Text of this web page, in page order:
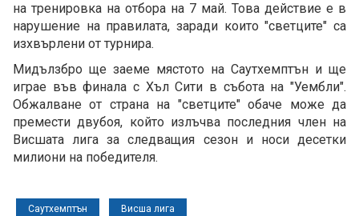
на тренировка на отбора на 7 май. Това действие е в
нарушение на правилата, заради които "светците" са
изхвърлени от турнира.
Мидълзбро ще заеме мястото на Саутхемптън и ще
играе във финала с Хъл Сити в събота на "Уембли".
Обжалване от страна на "светците" обаче може да
премести двубоя, който излъчва последния член на
Висшата лига за следващия сезон и носи десетки
милиони на победителя.
Саутхемптън Висша лига